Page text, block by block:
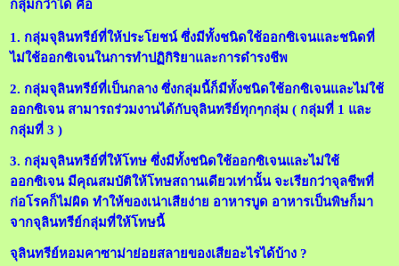
กลุ่มก็ว่าได้ คือ
1. กลุ่มจุลินทรีย์ที่ให้ประโยชน์ ซึ่งมีทั้งชนิดใช้ออกซิเจนและชนิดที่
ไม่ใช้ออกซิเจนในการทำปฏิกิริยาและการดำรงชีพ
2. กลุ่มจุลินทรีย์ที่เป็นกลาง ซึ่งกลุ่มนี้ก็มีทั้งชนิดใช้อกซิเจนและไม่ใช้
ออกซิเจน สามารถร่วมงานได้กับจุลินทรีย์ทุกๆกลุ่ม ( กลุ่มที่ 1 และ
กลุ่มที่ 3 )
3. กลุ่มจุลินทรีย์ที่ให้โทษ ซึ่งมีทั้งชนิดใช้ออกซิเจนและไม่ใช้
ออกซิเจน มีคุณสมบัติให้โทษสถานเดียวเท่านั้น จะเรียกว่าจุลชีพที่
ก่อโรคก็ไม่ผิด ทำให้ของเน่าเสียง่าย อาหารบูด อาหารเป็นพิษก็มา
จากจุลินทรีย์กลุ่มที่ให้โทษนี้
จุลินทรีย์หอมคาซาม่าย่อยสลายของเสียอะไรได้บ้าง ?